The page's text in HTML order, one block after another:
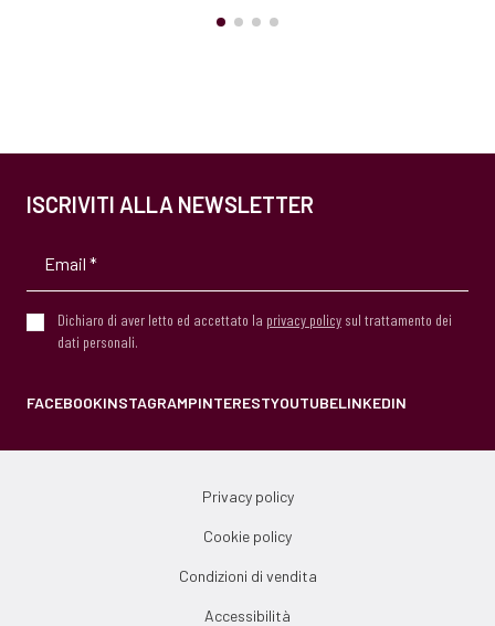
ISCRIVITI ALLA NEWSLETTER
Dichiaro di aver letto ed accettato la privacy policy sul trattamento dei
dati personali.
FACEBOOKINSTAGRAMPINTERESTYOUTUBELINKEDIN
Privacy policy
Cookie policy
Condizioni di vendita
Accessibilità